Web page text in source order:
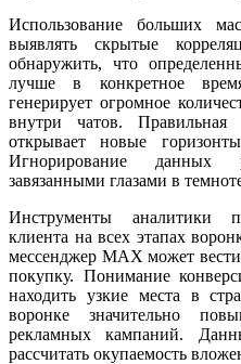
Использование больших
выявлять скрытые
обнаружить, что
лучше в конкретное
генерирует огромное
внутри чатов. Правильная
открывает новые
Игнорирование данных
завязанными глазами в
Инструменты аналитики
клиента на всех этапах
мессенджер MAX может
покупку. Понимание
находить узкие места в
воронке значительно
рекламных кампаний.
рассчитать окупаемость